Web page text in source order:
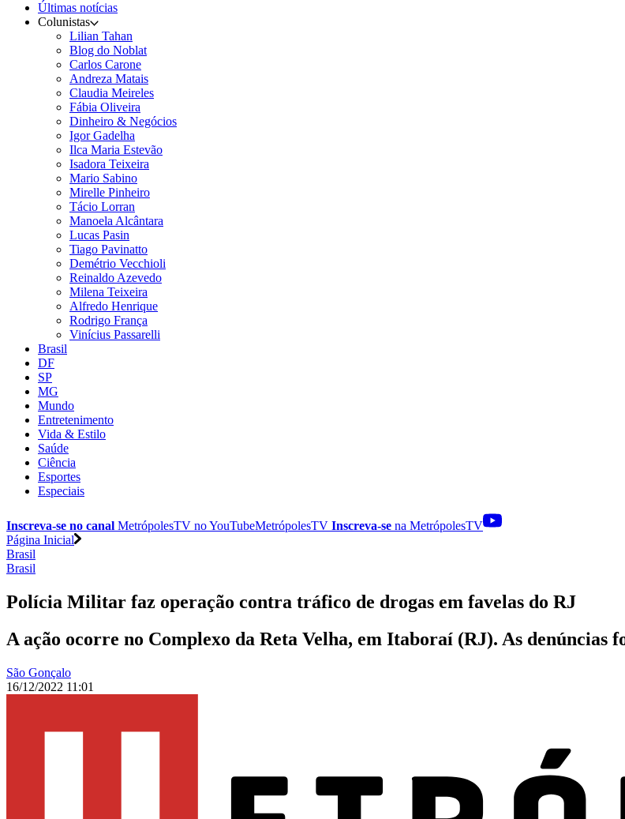
Últimas notícias
Colunistas
Lilian Tahan
Blog do Noblat
Carlos Carone
Andreza Matais
Claudia Meireles
Fábia Oliveira
Dinheiro & Negócios
Igor Gadelha
Ilca Maria Estevão
Isadora Teixeira
Mario Sabino
Mirelle Pinheiro
Tácio Lorran
Manoela Alcântara
Lucas Pasin
Tiago Pavinatto
Demétrio Vecchioli
Reinaldo Azevedo
Milena Teixeira
Alfredo Henrique
Rodrigo França
Vinícius Passarelli
Brasil
DF
SP
MG
Mundo
Entretenimento
Vida & Estilo
Saúde
Ciência
Esportes
Especiais
Inscreva-se no canal MetrópolesTV noYouTubeMetrópolesTV Inscreva-se na MetrópolesTV
Página Inicial
Brasil
Brasil
Polícia Militar faz operação contra tráfico de drogas em favelas do RJ
A ação ocorre no Complexo da Reta Velha, em Itaboraí (RJ). As denúncias
São Gonçalo
16/12/2022 11:01